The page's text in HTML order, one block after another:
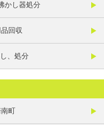
かし器処分
回収
、処分
町